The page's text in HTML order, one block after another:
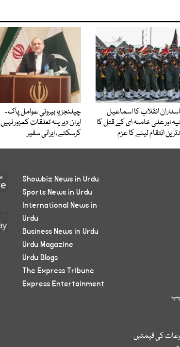
انقلاب کا اسماعیل
اور علی خامنہ ای کے قتل کا
انتقام لینے کا عزم
چیلنجز یا بیرونی عوامل پاک-
ایران دیرینہ تعلقات کمزور نہیں
کرسکتے، ایرانی سفیر
کی قیمتیں
Showbiz News in Urdu
Sports News in Urdu
International News in
Urdu
Business News in Urdu
Urdu Magazine
Urdu Blogs
The Express Tribune
Express Entertainment